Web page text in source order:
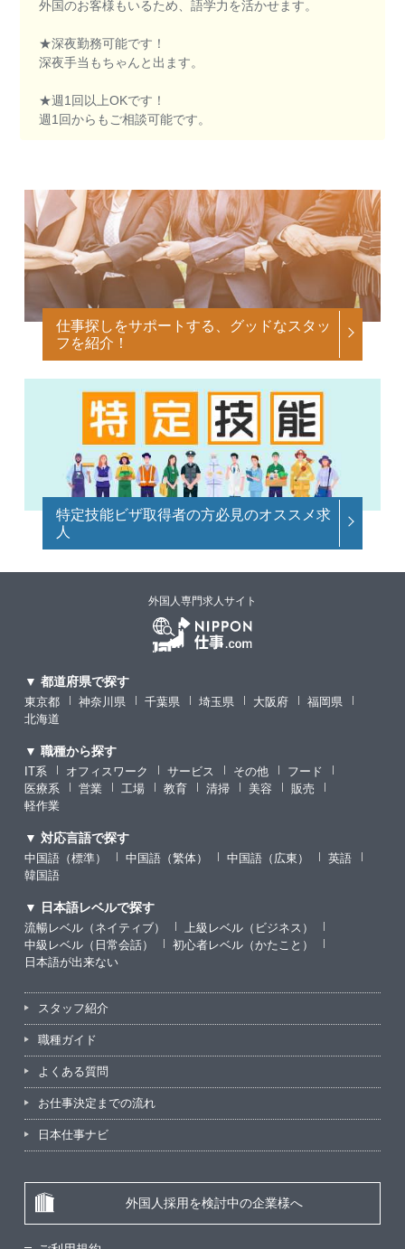
外国のお客様もいるため、語学力を活かせます。
★深夜勤務可能です！
深夜手当もちゃんと出ます。
★週1回以上OKです！
週1回からもご相談可能です。
仕事探しをサポートする、グッドなスタッ
フを紹介！
特定技能ビザ取得者の方必見のオススメ求
人
外国人専門求人サイト
▼ 都道府県で探す
東京都 神奈川県 千葉県 埼玉県 大阪府
福岡県
北海道
▼ 職種から探す
IT系 オフィスワーク サービス その他
フード
医療系
営業 工場 教育 清掃 美容
販売
軽作業
▼ 対応言語で探す
中国語（標準） 中国語（繁体） 中国語（広東）
英語
韓国語
▼ 日本語レベルで探す
流暢レベル（ネイティブ）
上級レベル（ビジネス）
中級レベル（日常会話）
初心者レベル（かたこと）
日本語が出来ない
スタッフ紹介
職種ガイド
よくある質問
お仕事決定までの流れ
日本仕事ナビ
外国人採用を検討中の企業様へ